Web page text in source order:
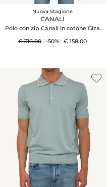
Nuova Stagione
CANALI
Polo con zip Canali in cotone Giza
marrone
€ 316.00
-50% € 158.00